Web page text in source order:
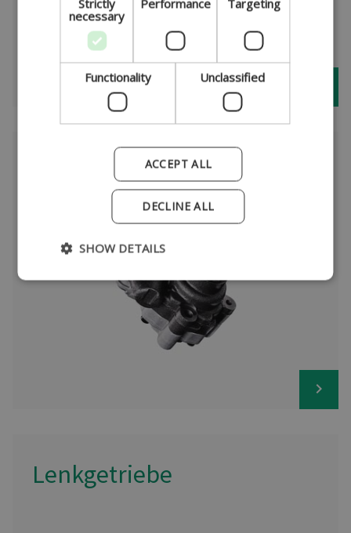
Lenkungspumpen
Lenkgetriebe
Strictly
necessary
Performance Targeting
Functionality Unclassified
ACCEPT ALL
DECLINE ALL
SHOW DETAILS